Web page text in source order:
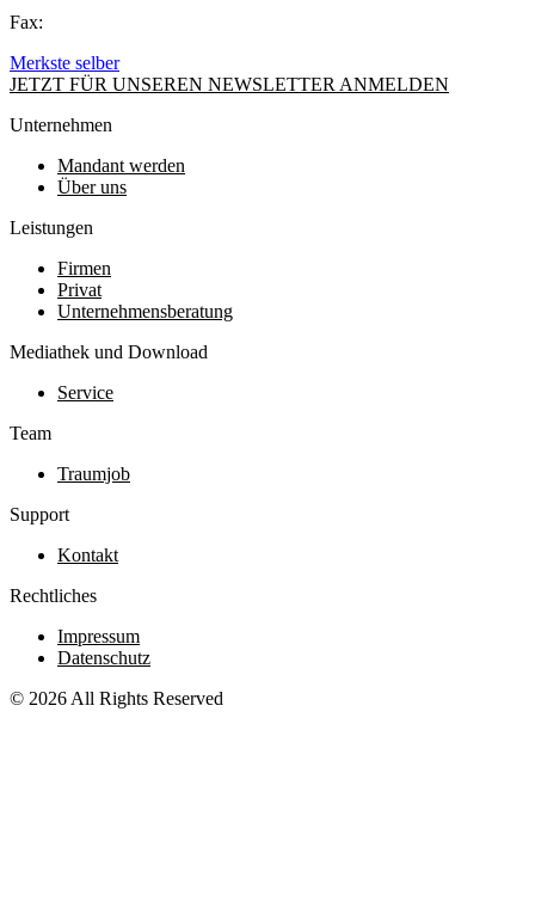
Fax:
Merkste selber
JETZT FÜR UNSEREN NEWSLETTER ANMELDEN
Unternehmen
Mandant werden
Über uns
Leistungen
Firmen
Privat
Unternehmensberatung
Mediathek und Download
Service
Team
Traumjob
Support
Kontakt
Rechtliches
Impressum
Datenschutz
© 2026 All Rights Reserved